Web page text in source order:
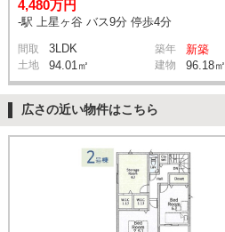
4,480万円
-駅 上星ヶ谷 バス9分 停歩4分
間取 3LDK 築年 新築
土地 94.01㎡ 建物 96.18㎡
広さの近い物件はこちら